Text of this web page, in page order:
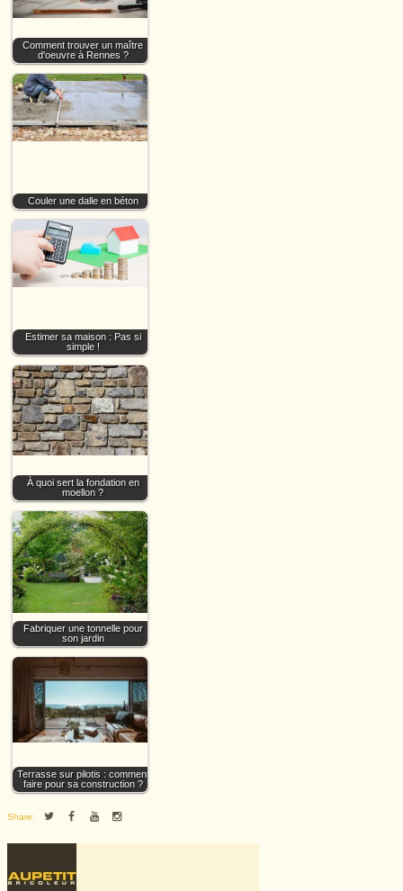
Comment trouver un maître
d'oeuvre à Rennes ?
Couler une dalle en béton
Estimer sa maison : Pas si
simple !
À quoi sert la fondation en
moellon ?
Fabriquer une tonnelle pour
son jardin
Terrasse sur pilotis : comment
faire pour sa construction ?
Share: